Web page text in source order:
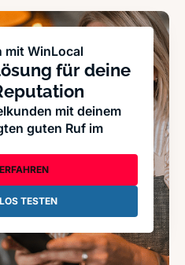
mit WinLocal
für deine
mit deinem
guten Ruf im
TESTEN